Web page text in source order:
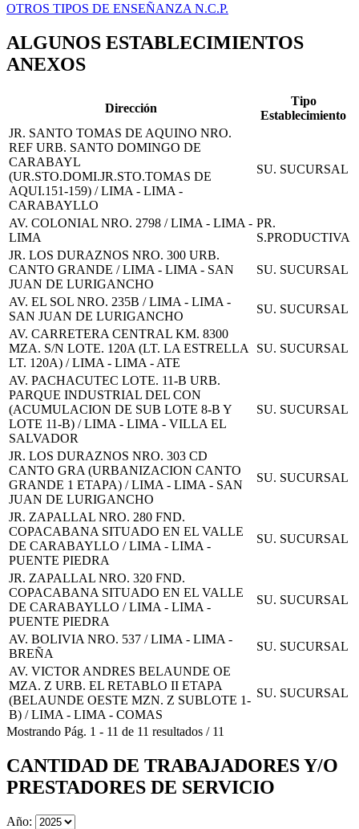
OTROS TIPOS DE ENSEÑANZA N.C.P.
ALGUNOS ESTABLECIMIENTOS
ANEXOS
Dirección
Tipo
Establecimiento
JR. SANTO TOMAS DE AQUINO NRO.
REF URB. SANTO DOMINGO DE
CARABAYL
(UR.STO.DOMI.JR.STO.TOMAS DE
AQUI.151-159) / LIMA - LIMA -
CARABAYLLO
SU. SUCURSAL
AV. COLONIAL NRO. 2798 / LIMA - LIMA -
LIMA
PR.
S.PRODUCTIVA
JR. LOS DURAZNOS NRO. 300 URB.
CANTO GRANDE / LIMA - LIMA - SAN
JUAN DE LURIGANCHO
SU. SUCURSAL
AV. EL SOL NRO. 235B / LIMA - LIMA -
SAN JUAN DE LURIGANCHO
SU. SUCURSAL
AV. CARRETERA CENTRAL KM. 8300
MZA. S/N LOTE. 120A (LT. LA ESTRELLA
LT. 120A) / LIMA - LIMA - ATE
SU. SUCURSAL
AV. PACHACUTEC LOTE. 11-B URB.
PARQUE INDUSTRIAL DEL CON
(ACUMULACION DE SUB LOTE 8-B Y
LOTE 11-B) / LIMA - LIMA - VILLA EL
SALVADOR
SU. SUCURSAL
JR. LOS DURAZNOS NRO. 303 CD
CANTO GRA (URBANIZACION CANTO
GRANDE 1 ETAPA) / LIMA - LIMA - SAN
JUAN DE LURIGANCHO
SU. SUCURSAL
JR. ZAPALLAL NRO. 280 FND.
COPACABANA SITUADO EN EL VALLE
DE CARABAYLLO / LIMA - LIMA -
PUENTE PIEDRA
SU. SUCURSAL
JR. ZAPALLAL NRO. 320 FND.
COPACABANA SITUADO EN EL VALLE
DE CARABAYLLO / LIMA - LIMA -
PUENTE PIEDRA
SU. SUCURSAL
AV. BOLIVIA NRO. 537 / LIMA - LIMA -
BREÑA
SU. SUCURSAL
AV. VICTOR ANDRES BELAUNDE OE
MZA. Z URB. EL RETABLO II ETAPA
(BELAUNDE OESTE MZN. Z SUBLOTE 1-
B) / LIMA - LIMA - COMAS
SU. SUCURSAL
Mostrando Pág. 1 - 11 de 11 resultados / 11
CANTIDAD DE TRABAJADORES Y/O
PRESTADORES DE SERVICIO
Año: